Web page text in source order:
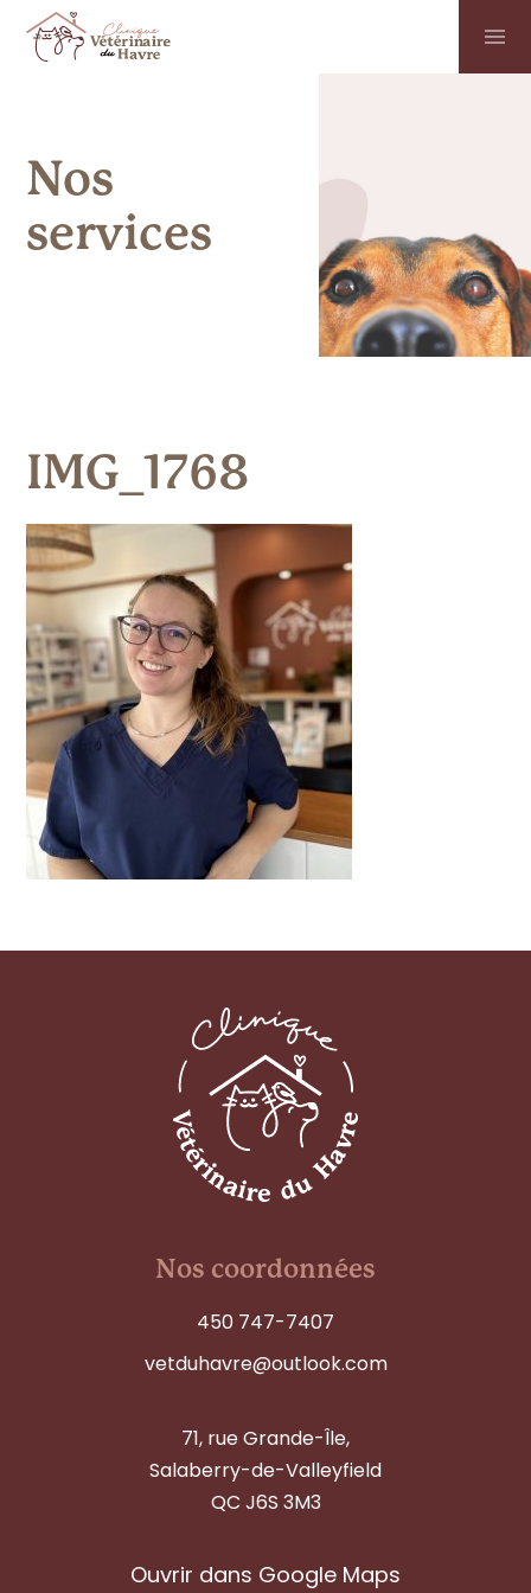
Nos
services
IMG_1768
Nos coordonnées
450 747-7407
vetduhavre@outlook.com
71, rue Grande-Île,
Salaberry-de-Valleyfield
QC J6S 3M3
Ouvrir dans Google Maps